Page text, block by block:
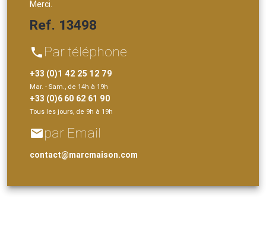
Merci.
Ref. 13498
phone Par téléphone
+33 (0)1 42 25 12 79
Mar. - Sam., de 14h à 19h
+33 (0)6 60 62 61 90
Tous les jours, de 9h à 19h
emailpar Email
contact@marcmaison.com